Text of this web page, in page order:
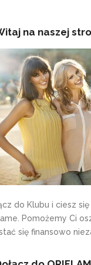
na naszej
do Klubu i ciesz
Pomożemy Ci
się finansowo